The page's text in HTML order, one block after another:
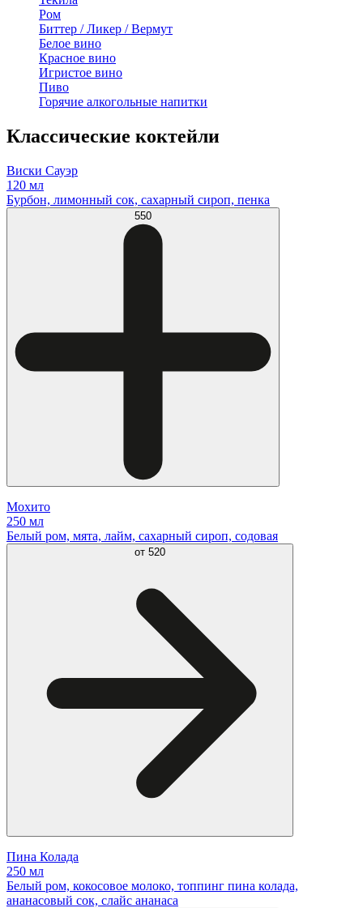
Ром
Биттер / Ликер / Вермут
Белое вино
Красное вино
Игристое вино
Пиво
Горячие алкогольные напитки
Классические коктейли
Виски Сауэр
120 мл
Бурбон, лимонный сок, сахарный сироп, пенка
550
Мохито
250 мл
Белый ром, мята, лайм, сахарный сироп, содовая
от 520
Пина Колада
250 мл
Белый ром, кокосовое молоко, топпинг пина колада,
ананасовый сок, слайс ананаса